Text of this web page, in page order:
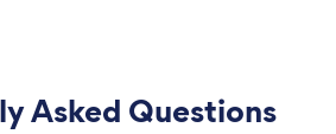
Asked Questions